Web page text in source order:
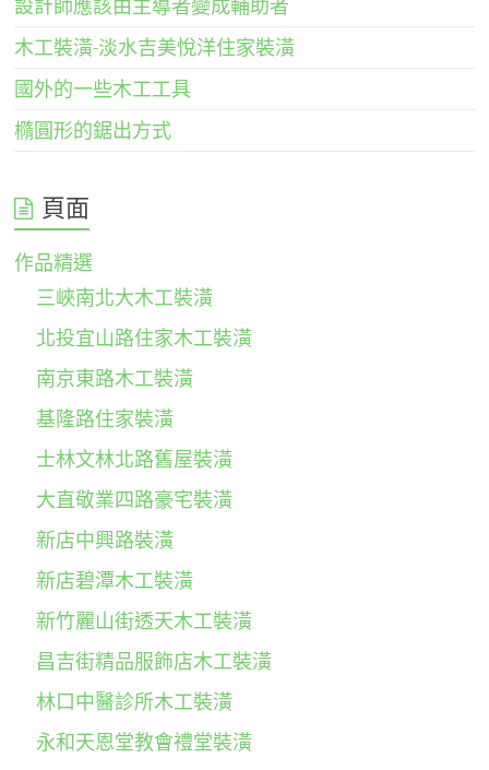
設計師應該由主導者變成輔助者
木工裝潢-淡水吉美悅洋住家裝潢
國外的一些木工工具
橢圓形的鋸出方式
頁面
作品精選
三峽南北大木工裝潢
北投宜山路住家木工裝潢
南京東路木工裝潢
基隆路住家裝潢
士林文林北路舊屋裝潢
大直敬業四路豪宅裝潢
新店中興路裝潢
新店碧潭木工裝潢
新竹麗山街透天木工裝潢
昌吉街精品服飾店木工裝潢
林口中醫診所木工裝潢
永和天恩堂教會禮堂裝潢